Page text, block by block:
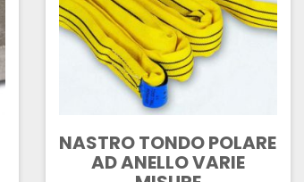
NASTRO TONDO POLARE
AD ANELLO VARIE